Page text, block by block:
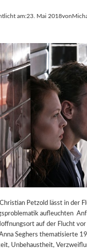
am:23. Mai 2018von
Petzold lässt in der
aufleuchten
auf der Flucht vor
Seghers thematisierte
Unbehaustheit,